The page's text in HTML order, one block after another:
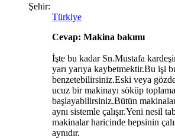
Şehir:
Türkiye
Cevap: Makina bakımı
İşte bu kadar Sn.Mustafa
yarı yarıya kaybetmektir.Bu işi
benzetebilirsiniz.Eski veya
ucuz bir makinayı söküp
başlayabilirsiniz.Bütün makinalar
aynı sistemle çalışır.Yeni nesil
makinalar haricinde hepsinin
aynıdır.